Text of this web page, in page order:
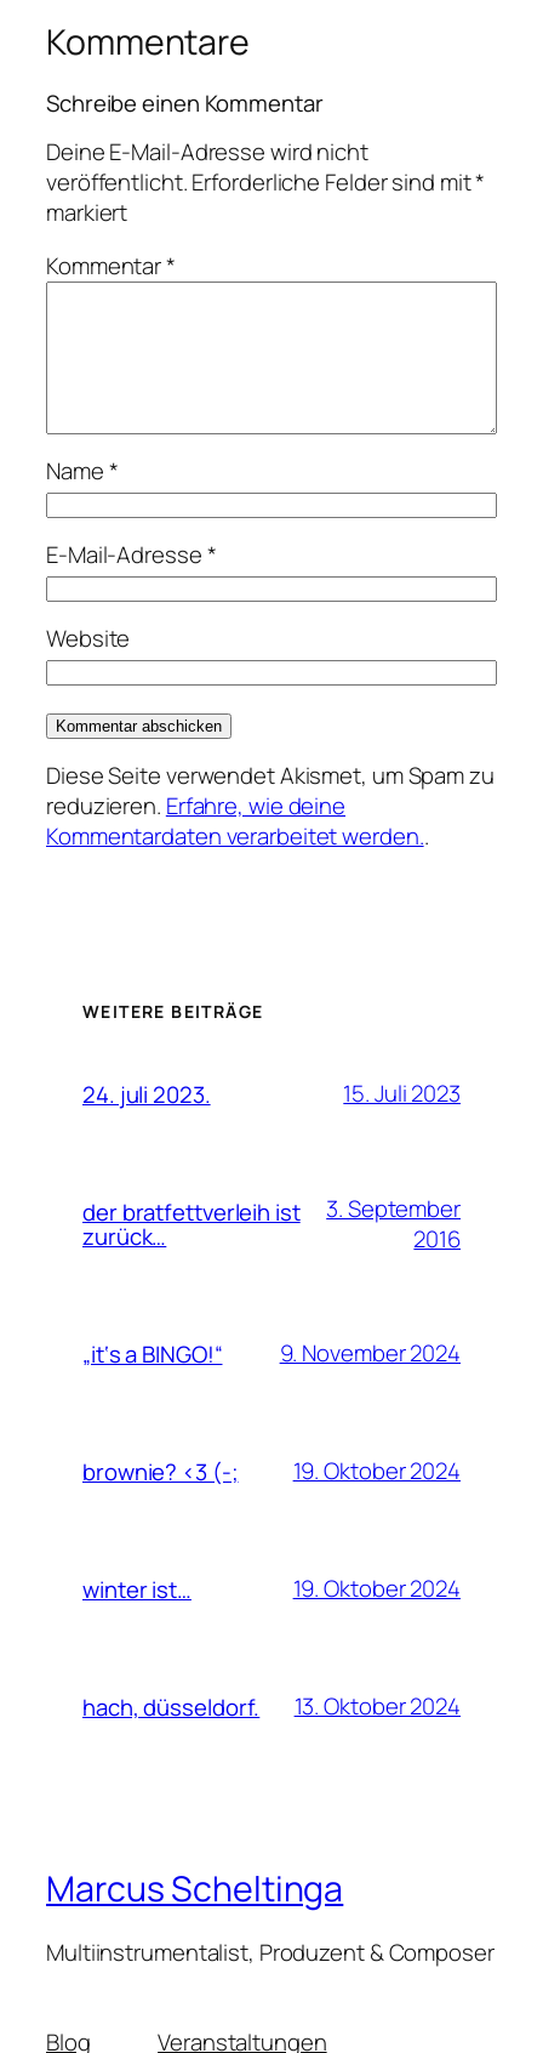
Kommentare
Schreibe einen Kommentar
Deine E-Mail-Adresse wird nicht
veröffentlicht.Erforderliche Felder sind mit*
markiert
Kommentar*
Name*
E-Mail-Adresse*
Website
Diese Seite verwendet Akismet, um Spam zu
reduzieren. Erfahre, wie deine
Kommentardaten verarbeitet werden..
WEITERE BEITRÄGE
24. juli 2023. 15. Juli 2023
der bratfettverleih ist
zurück…
3. September
2016
„it‘s a BINGO!“ 9. November 2024
brownie? <3 (-; 19. Oktober 2024
winter ist… 19. Oktober 2024
hach, düsseldorf. 13. Oktober 2024
Marcus Scheltinga
Multiinstrumentalist, Produzent & Composer
Blog Veranstaltungen